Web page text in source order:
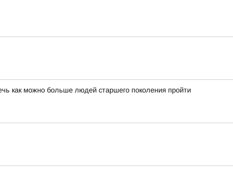
как можно больше людей старшего поколения пройти